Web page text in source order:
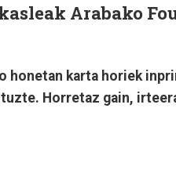
Arabako
honetan karta horiek
Horretaz gain,